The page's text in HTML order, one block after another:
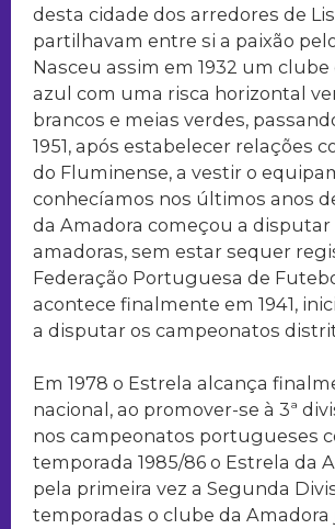
desta cidade dos arredores de
partilhavam entre si a paixão
Nasceu assim em 1932 um
azul com uma risca horizontal
brancos e meias verdes,
1951, após estabelecer relações
do Fluminense, a vestir o
conhecíamos nos últimos anos
da Amadora começou a
amadoras, sem estar sequer
Federação Portuguesa de
acontece finalmente em 1941,
a disputar os campeonatos
Em 1978 o Estrela alcança
nacional, ao promover-se à 3ª
nos campeonatos portugueses
temporada 1985/86 o Estrela da
pela primeira vez a Segunda
temporadas o clube da Amadora